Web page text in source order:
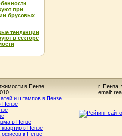
при
брусовых
тенденции
в секторе
в Пензе
и штампов в Пензе
Пензе
в Пензе
в Пензе
офисов в Пензе
г. Пенза,
email: